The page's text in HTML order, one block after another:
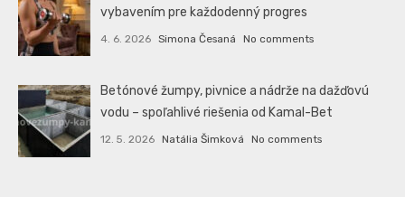
vybavením pre každodenný progres
4. 6. 2026 Simona Česaná No comments
Betónové žumpy, pivnice a nádrže na dažďovú
vodu – spoľahlivé riešenia od Kamal-Bet
12. 5. 2026 Natália Šimková No comments